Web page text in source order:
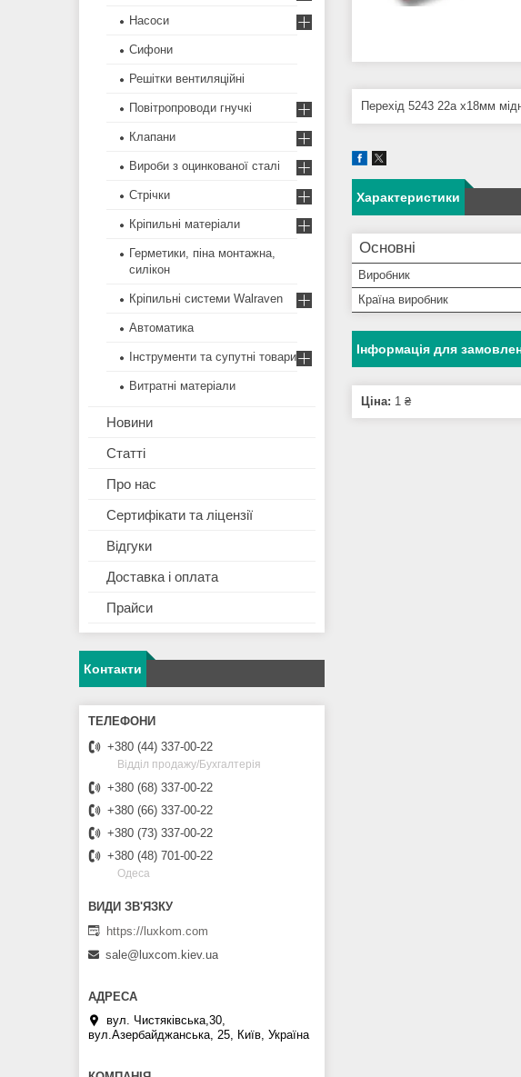
Перехід 5243 22а х18мм
Характеристики
Основні
Виробник
Країна виробник
Інформація для
Ціна: 1 ₴
Насоси
Сифони
Решітки вентиляційні
Повітропроводи гнучкі
Клапани
Вироби з оцинкованої сталі
Стрічки
Кріпильні матеріали
Герметики, піна монтажна,
силікон
Кріпильні системи Walraven
Автоматика
Інструменти та супутні товари
Витратні матеріали
Новини
Статті
Про нас
Сертифікати та ліцензії
Відгуки
Доставка і оплата
Прайси
Контакти
+380 (44) 337-00-22
Відділ продажу/Бухгалтерія
+380 (68) 337-00-22
+380 (66) 337-00-22
+380 (73) 337-00-22
+380 (48) 701-00-22
Одеса
https://luxkom.com
sale@luxcom.kiev.ua
вул. Чистяківська,30,
вул.Азербайджанська, 25, Київ, Україна